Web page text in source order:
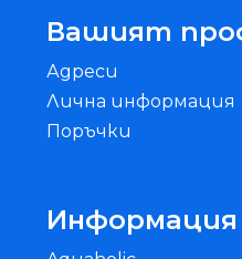
Вашият
Адреси
Лична информация
Поръчки
Информация